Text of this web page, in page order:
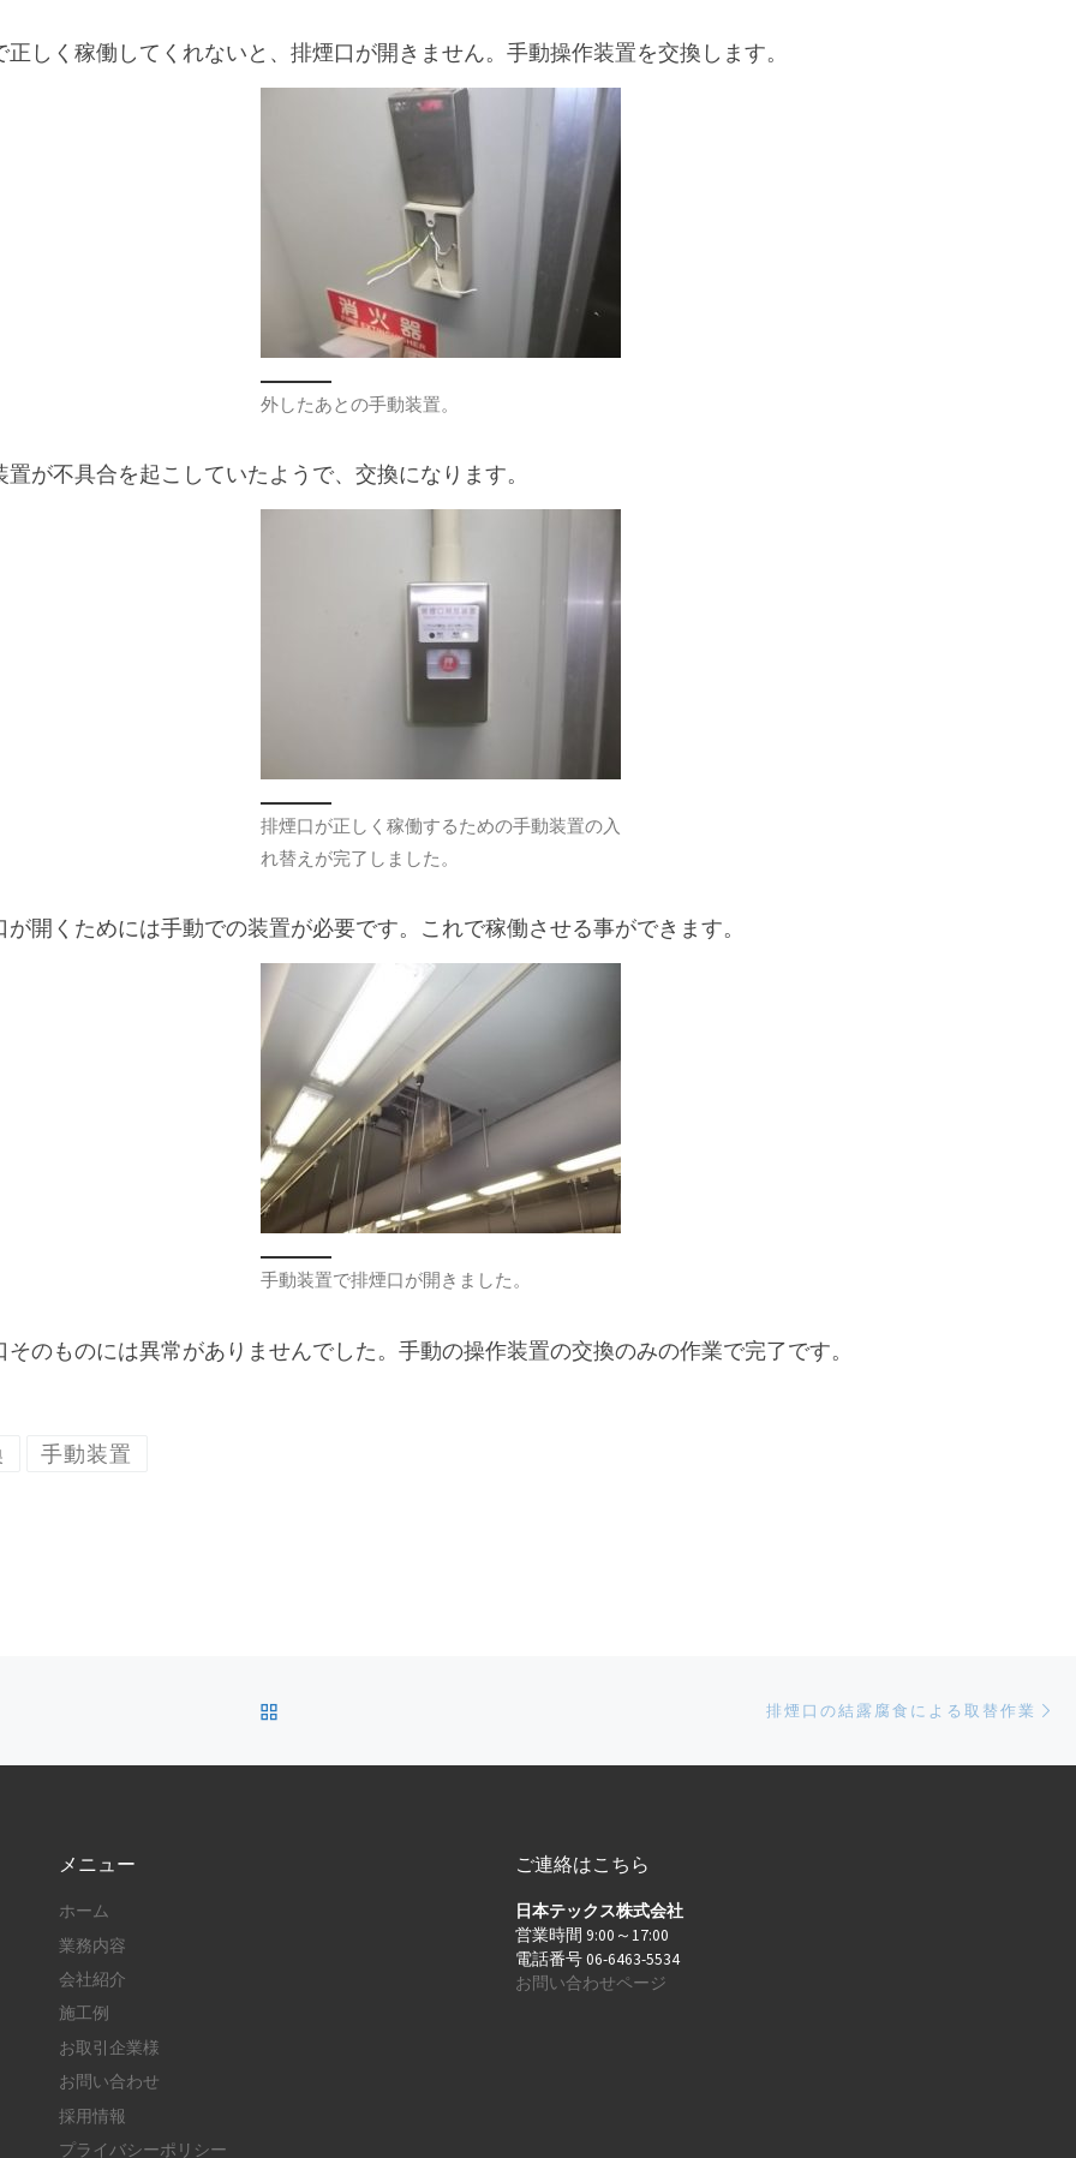
正しく稼働してくれないと、排煙口が開きません。手動操作装置を交換します。
外したあとの手動装置。
置が不具合を起こしていたようで、交換になります。
排煙口が正しく稼働するための手動装置の入
れ替えが完了しました。
が開くためには手動での装置が必要です。これで稼働させる事ができます。
手動装置で排煙口が開きました。
そのものには異常がありませんでした。手動の操作装置の交換のみの作業で完了です。
手動装置
排煙口の結露腐食による取替作業
メニュー
ホーム
業務内容
会社紹介
施工例
お取引企業様
お問い合わせ
採用情報
プライバシーポリシー
ご連絡はこちら
日本テックス株式会社
営業時間 9:00～17:00
電話番号 06-6463-5534
お問い合わせページ